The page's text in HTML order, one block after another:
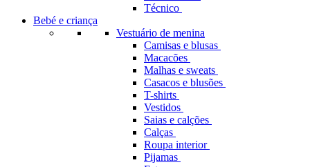
Técnico
Bebé e criança
Vestuário de menina
Camisas e blusas
Macacões
Malhas e sweats
Casacos e blusões
T-shirts
Vestidos
Saias e calções
Calças
Roupa interior
Pijamas